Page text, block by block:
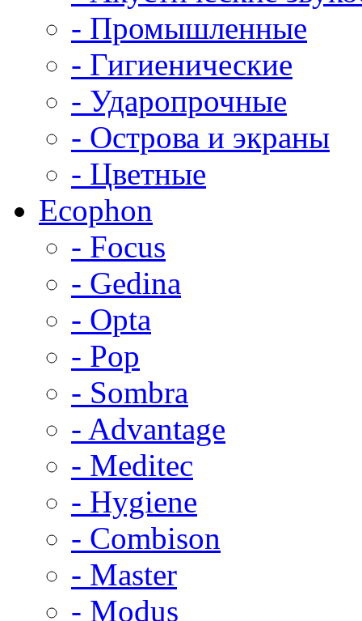
- Промышленные
- Гигиенические
- Ударопрочные
- Острова и экраны
- Цветные
Ecophon
- Focus
- Gedina
- Opta
- Pop
- Sombra
- Advantage
- Meditec
- Hygiene
- Combison
- Master
- Modus